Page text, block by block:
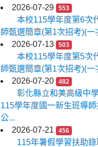
2026-07-29
553
本校115學年度第6次
師甄選簡章(第1次招考)(一
2026-07-13
503
本校115學年度第5次
師甄選簡章(第1次招考)(一
2026-07-20
482
彰化縣立和美高級中
115學年度國一新生班導
公...
2026-07-21
456
115年暑假學習扶助